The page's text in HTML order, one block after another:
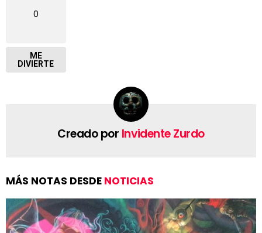
0
ME
DIVIERTE
Creado por Invidente Zurdo
MÁS NOTAS DESDE NOTICIAS